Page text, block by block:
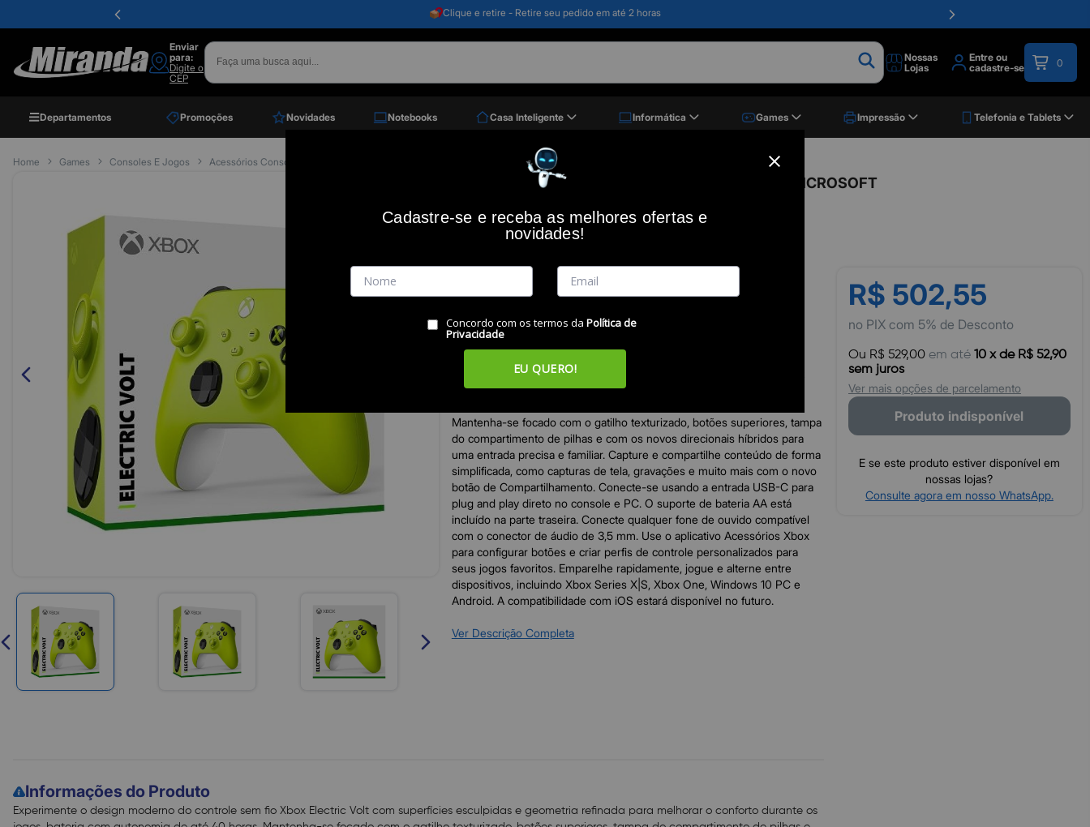
Clique e retire - Retire seu pedido em até 2 horas
Enviar
para:
Digite o
CEP
Nossas
Lojas
Entre ou
cadastre-se
0
Departamentos Promoções Novidades Notebooks Casa Inteligente Informática Games Impressão Telefonia e Tablets
Home Games Consoles E Jogos Acessórios Consoles Controle Sem Fio Xbox Electric Volt, Qau-00067, Microsoft
R$ 502,55
no PIX com 5% de Desconto
Ou R$ 529,00em até 10 x de R$ 52,90
sem juros
Ver mais opções de parcelamento
Produto indisponível
E se este produto estiver disponível em
nossas lojas?
Consulte agora em nosso WhatsApp.
Controle sem fio Xbox Electric Volt, QAU-00067, MICROSOFT
(0)
Experimente o design moderno do controle sem fio Xbox Electric Volt
com superfícies esculpidas e geometria refinada para melhorar o
Mantenha-se focado com o gatilho texturizado, botões superiores, tampa
do compartimento de pilhas e com os novos direcionais híbridos para
uma entrada precisa e familiar. Capture e compartilhe conteúdo de forma
simplificada, como capturas de tela, gravações e muito mais com o novo
botão de Compartilhamento. Conecte-se usando a entrada USB-C para
plug and play direto no console e PC. O suporte de bateria AA está
incluído na parte traseira. Conecte qualquer fone de ouvido compatível
com o conector de áudio de 3,5 mm. Use o aplicativo Acessórios Xbox
para configurar botões e criar perfis de controle personalizados para
seus jogos favoritos. Emparelhe rapidamente, jogue e alterne entre
dispositivos, incluindo Xbox Series X|S, Xbox One, Windows 10 PC e
Android. A compatibilidade com iOS estará disponível no futuro.
Ver Descrição Completa
Informações do Produto
Experimente o design moderno do controle sem fio Xbox Electric Volt com superfícies esculpidas e geometria refinada para melhorar o conforto durante os
Cadastre-se e receba as melhores ofertas e
novidades!
Concordo com os termos da Política de
Privacidade
EU QUERO!